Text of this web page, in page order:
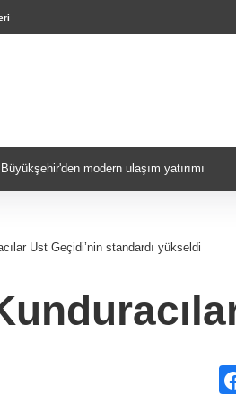
modern ulaşım yatırımı
Üst Geçidi’nin standardı yükseldi